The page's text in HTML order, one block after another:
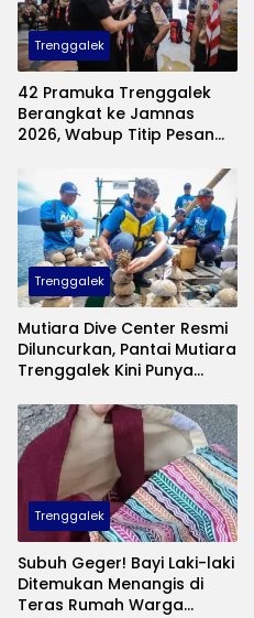
Trenggalek
42 Pramuka Trenggalek
Berangkat ke Jamnas
2026, Wabup Titip Pesan
Trenggalek
Mutiara Dive Center Resmi
Diluncurkan, Pantai Mutiara
Trenggalek Kini Punya
Andalan
Trenggalek
Subuh Geger! Bayi Laki-laki
Ditemukan Menangis di
Teras Rumah Warga